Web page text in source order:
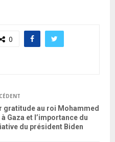
0
gratitude au roi Mohammed
Gaza et l’importance du
du président Biden